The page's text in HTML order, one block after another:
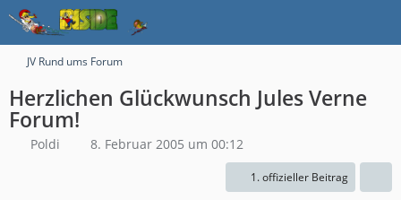
JV Rund ums Forum
Herzlichen Glückwunsch Jules Verne
Forum!
Poldi 8. Februar 2005 um 00:12
1. offizieller Beitrag